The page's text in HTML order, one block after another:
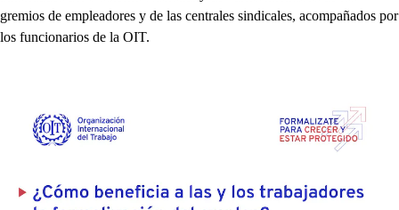
gremios de empleadores y de las centrales sindicales, acompañados por
los funcionarios de la OIT.